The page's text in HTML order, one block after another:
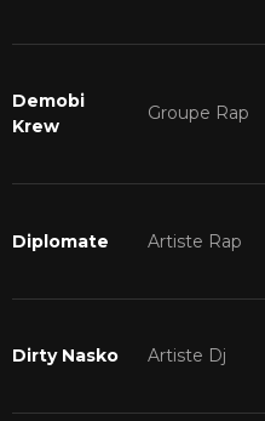
Demobi
Krew
Groupe Rap
Diplomate Artiste Rap
Dirty Nasko Artiste Dj